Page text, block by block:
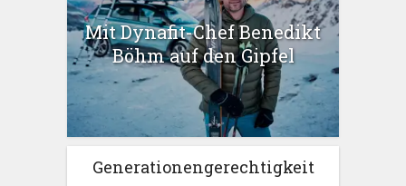
Mit Dynafit-Chef Benedikt
Böhm auf den Gipfel
Generationengerechtigkeit